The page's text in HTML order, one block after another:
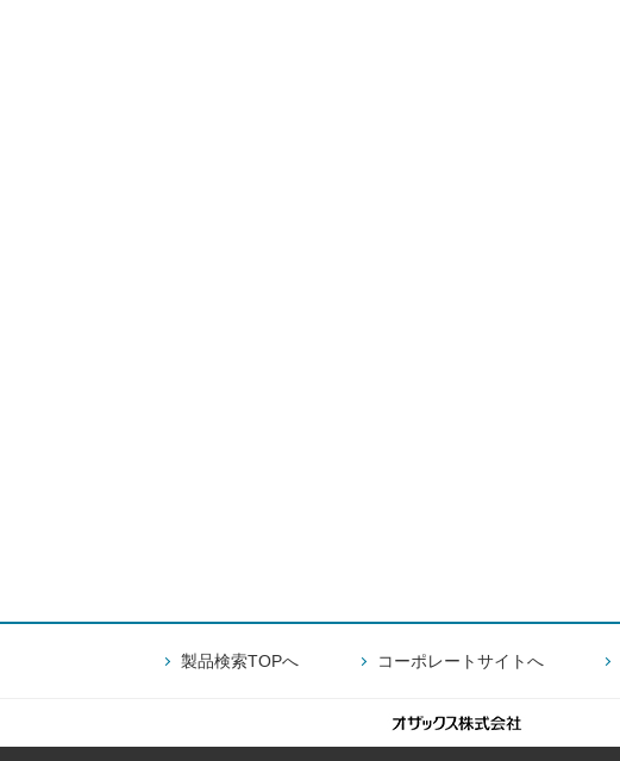
製品検索TOPへ コーポレートサイトへ